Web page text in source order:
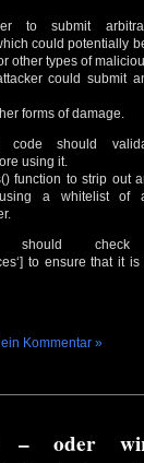
to submit
could potentially
other types of
could submit
forms of damage.
should
using it.
function to strip out
a whitelist of
should
to ensure that it
Kommentar »
– oder